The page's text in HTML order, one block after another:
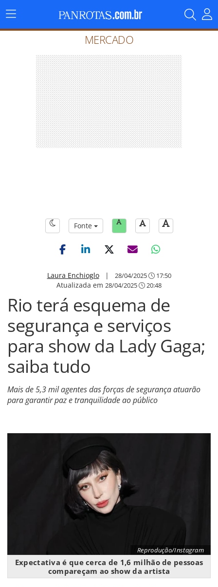
Menu
Principal
MERCADO
Fonte
Laura Enchioglo| 28/04/2025 17:50
Atualizada em 28/04/2025 20:48
Rio terá esquema de
segurança e serviços
para show da Lady Gaga;
saiba tudo
Mais de 5,3 mil agentes das forças de segurança atuarão
para garantir paz e tranquilidade ao público
Reprodução/Instagram
Expectativa é que cerca de 1,6 milhão de pessoas
compareçam ao show da artista